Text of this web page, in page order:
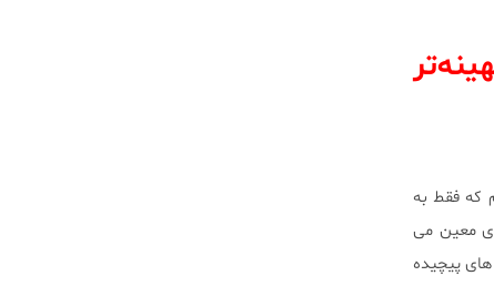
که فقط به
معین می
های پیچیده